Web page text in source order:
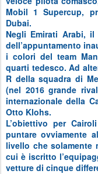
Mobil 1 Supercup,
Dubai.
Negli Emirati Arabi,
dell’appuntamento
i colori del team
quarti tedesco. Ad
R della squadra di
(nel 2016 grande
internazionale della
Otto Klohs.
L’obiettivo per
puntare ovviamente
livello che solamente
cui è iscritto
vetture di cinque